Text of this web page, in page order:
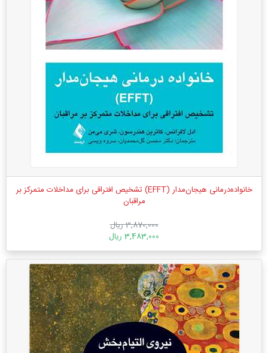
خانواده‌درمانی هیجان‌مدار (EFFT) تشخیص ‏افتراقی برای ‏مداخلات متمرکز بر
‏مراقبان
3,870,000 ریال
3,483,000 ریال